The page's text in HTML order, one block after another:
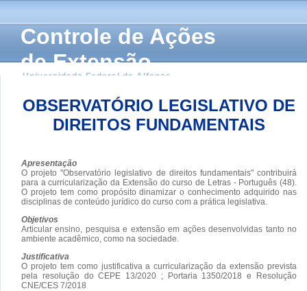
Controle de Ações
de Extensão
Universidade Federal de Alfenas
OBSERVATÓRIO LEGISLATIVO DE
DIREITOS FUNDAMENTAIS
Apresentação
O projeto "Observatório legislativo de direitos fundamentais" contribuirá
para a curricularização da Extensão do curso de Letras - Português (48).
O projeto tem como propósito dinamizar o conhecimento adquirido nas
disciplinas de conteúdo jurídico do curso com a prática legislativa.
Objetivos
Articular ensino, pesquisa e extensão em ações desenvolvidas tanto no
ambiente acadêmico, como na sociedade.
Justificativa
O projeto tem como justificativa a curricularização da extensão prevista
pela resolução do CEPE 13/2020 ; Portaria 1350/2018 e Resolução
CNE/CES 7/2018